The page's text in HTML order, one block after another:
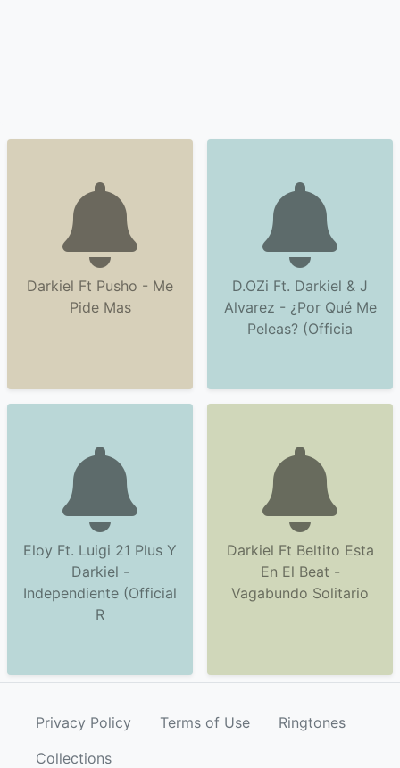
Darkiel Ft Pusho - Me
Pide Mas
D.OZi Ft. Darkiel & J
Alvarez - ¿Por Qué Me
Peleas? (Officia
Eloy Ft. Luigi 21 Plus Y
Darkiel -
Independiente (Official
R
Darkiel Ft Beltito Esta
En El Beat -
Vagabundo Solitario
Privacy Policy Terms of Use
Ringtones
Collections